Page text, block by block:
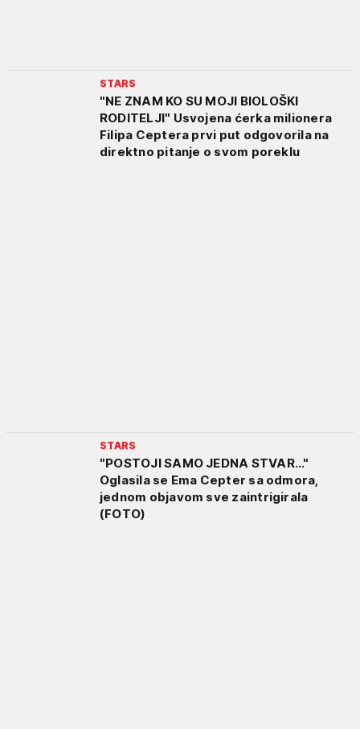
STARS
"NE ZNAM KO SU MOJI BIOLOŠKI
RODITELJI" Usvojena ćerka milionera
Filipa Ceptera prvi put odgovorila na
direktno pitanje o svom poreklu
STARS
"POSTOJI SAMO JEDNA STVAR..."
Oglasila se Ema Cepter sa odmora,
jednom objavom sve zaintrigirala
(FOTO)